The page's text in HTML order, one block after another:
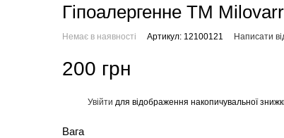
Гіпоалергенне ТМ
Немає в наявності Артикул: 12100121 Написати
200 грн
Увійти для відображення накопичувальної
Вага